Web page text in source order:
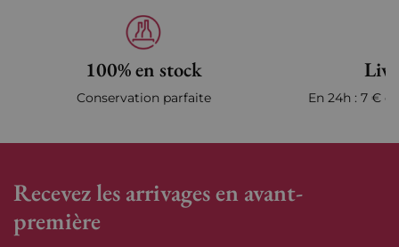
100% en stock
Conservation parfaite En 24h : 7 €
Recevez les arrivages en avant-
première